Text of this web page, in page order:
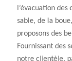
l’évacuation
sable, de la
proposons des
Fournissant des
notre clientèle,